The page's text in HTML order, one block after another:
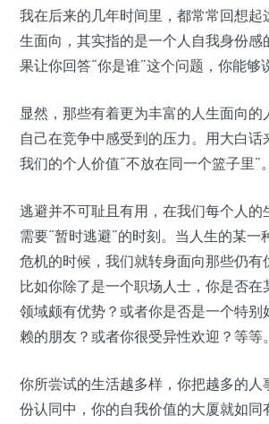
我在后来的几年时间里，都常常回想起
生面向，其实指的是一个人自我身份感
果让你回答“你是谁”这个问题，你能够
显然，那些有着更为丰富的人生面向的
自己在竞争中感受到的压力。用大白话
我们的个人价值“不放在同一个篮子里”。
逃避并不可耻且有用，在我们每个人的
需要“暂时逃避”的时刻。当人生的某一
危机的时候，我们就转身面向那些仍有
比如你除了是一个职场人士，你是否在
领域颇有优势？或者你是否是一个特别
赖的朋友？或者你很受异性欢迎？等等。
你所尝试的生活越多样，你把越多的人
份认同中，你的自我价值的大厦就如同